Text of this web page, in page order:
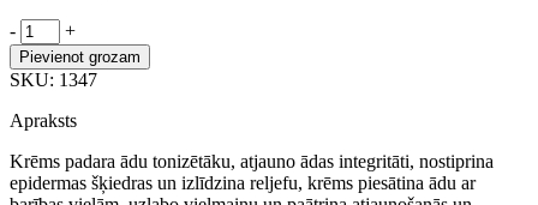
- MediPeel
Gold
Age
Tox
pretnovecošanās
kapsulu
krēms
ar
zelta
+
Pievienot grozam
SKU: 1347
Apraksts
Krēms padara ādu tonizētāku, atjauno ādas integritāti, nostiprina
epidermas šķiedras un izlīdzina reljefu, krēms piesātina ādu ar